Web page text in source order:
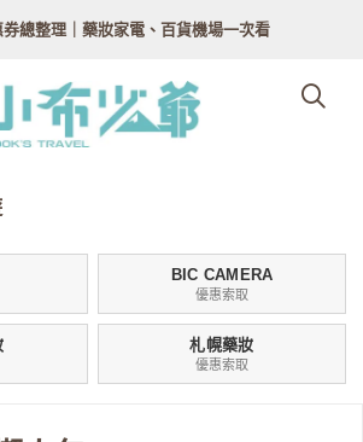
券總整理｜藥妝家電、百貨機場一次看
BIC CAMERA
優惠索取
札幌藥妝
優惠索取